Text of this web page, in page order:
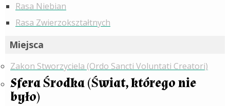
Rasa Niebian
Rasa Zwierzokształtnych
Miejsca
Zakon Stworzyciela (Ordo Sancti Voluntati Creatori)
Sfera Środka (Świat, którego nie
było)